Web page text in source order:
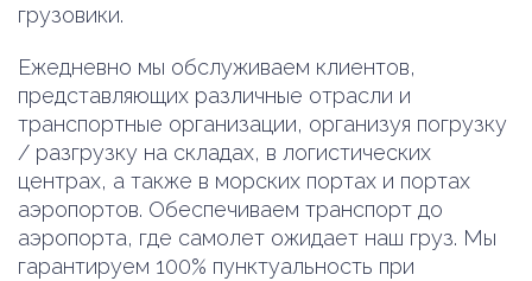
грузовики.
Ежедневно мы обслуживаем клиентов,
представляющих различные отрасли и
транспортные организации, организуя погрузку
/ разгрузку на складах, в логистических
центрах, а также в морских портах и ​​портах
аэропортов. Обеспечиваем транспорт до
аэропорта, где самолет ожидает наш груз. Мы
гарантируем 100% пунктуальность при